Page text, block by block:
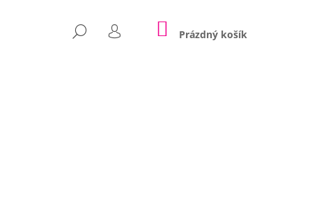
HLEDAT
PŘIHLÁŠENÍ
NÁKUPNÍ
KOŠÍK
Prázdný košík